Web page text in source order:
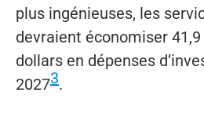
plus ingénieuses, les
devraient économiser
dollars en dépenses
20273.